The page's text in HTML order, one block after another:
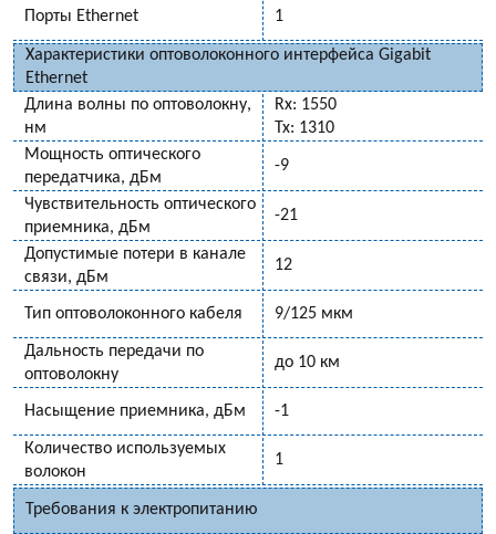
Порты Ethernet 1
Характеристики оптоволоконного интерфейса Gigabit
Ethernet
Длина волны по оптоволокну,
нм
Rx: 1550
Tx: 1310
Мощность оптического
передатчика, дБм
-9
Чувствительность оптического
приемника, дБм
-21
Допустимые потери в канале
связи, дБм
12
Тип оптоволоконного кабеля 9/125 мкм
Дальность передачи по
оптоволокну
до 10 км
Насыщение приемника, дБм -1
Количество используемых
волокон
1
Требования к электропитанию